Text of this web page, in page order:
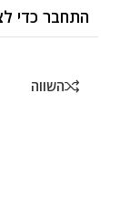
התחבר כדי
השווה